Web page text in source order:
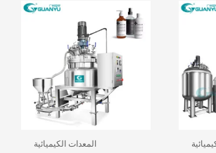
المعدات الكيميائية